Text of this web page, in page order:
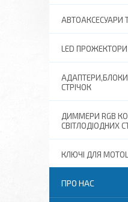
АВТОАКСЕСУАРИ
LED
СТРІЧОК
ДИММЕРИ RGB
СВІТЛОДІОДНИХ
КЛЮЧІ ДЛЯ
ПРО НАС